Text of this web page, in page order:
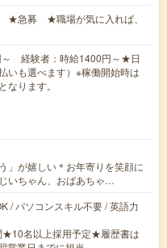
★急募 ★職場が気に入れば、
～ 経験者：時給1400円～★日
いも選べます）※稼働開始時は
なります。
」が嬉しい＊お年寄りを笑顔に
いちゃん、おばあちゃ…
/ パソコンスキル不要 / 英語力
★10名以上採用予定★履歴書は